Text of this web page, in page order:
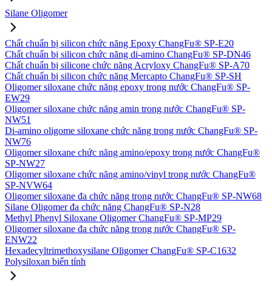
Silane Oligomer
Chất chuẩn bị silicon chức năng Epoxy ChangFu® SP-E20
Chất chuẩn bị silicon chức năng di-amino ChangFu® SP-DN46
Chất chuẩn bị silicone chức năng Acryloxy ChangFu® SP-A70
Chất chuẩn bị silicon chức năng Mercapto ChangFu® SP-SH
Oligomer siloxane chức năng epoxy trong nước ChangFu® SP-
EW29
Oligomer siloxane chức năng amin trong nước ChangFu® SP-
NW51
Di-amino oligome siloxane chức năng trong nước ChangFu® SP-
NW76
Oligomer siloxane chức năng amino/epoxy trong nước ChangFu®
SP-NW27
Oligomer siloxane chức năng amino/vinyl trong nước ChangFu®
SP-NVW64
Oligomer siloxane đa chức năng trong nước ChangFu® SP-NW68
Silane Oligomer đa chức năng ChangFu® SP-N28
Methyl Phenyl Siloxane Oligomer ChangFu® SP-MP29
Oligomer siloxane đa chức năng trong nước ChangFu® SP-
ENW22
Hexadecyltrimethoxysilane Oligomer ChangFu® SP-C1632
Polysiloxan biến tính